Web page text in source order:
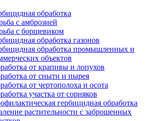
обработка
с амброзией
с борщевиком
обработка газонов
обработка промышленных и
объектов
от крапивы и лопухов
от сныти и пырея
от чертополоха и осота
участка от сорняков
гербицидная обработка
растительности с заброшенных